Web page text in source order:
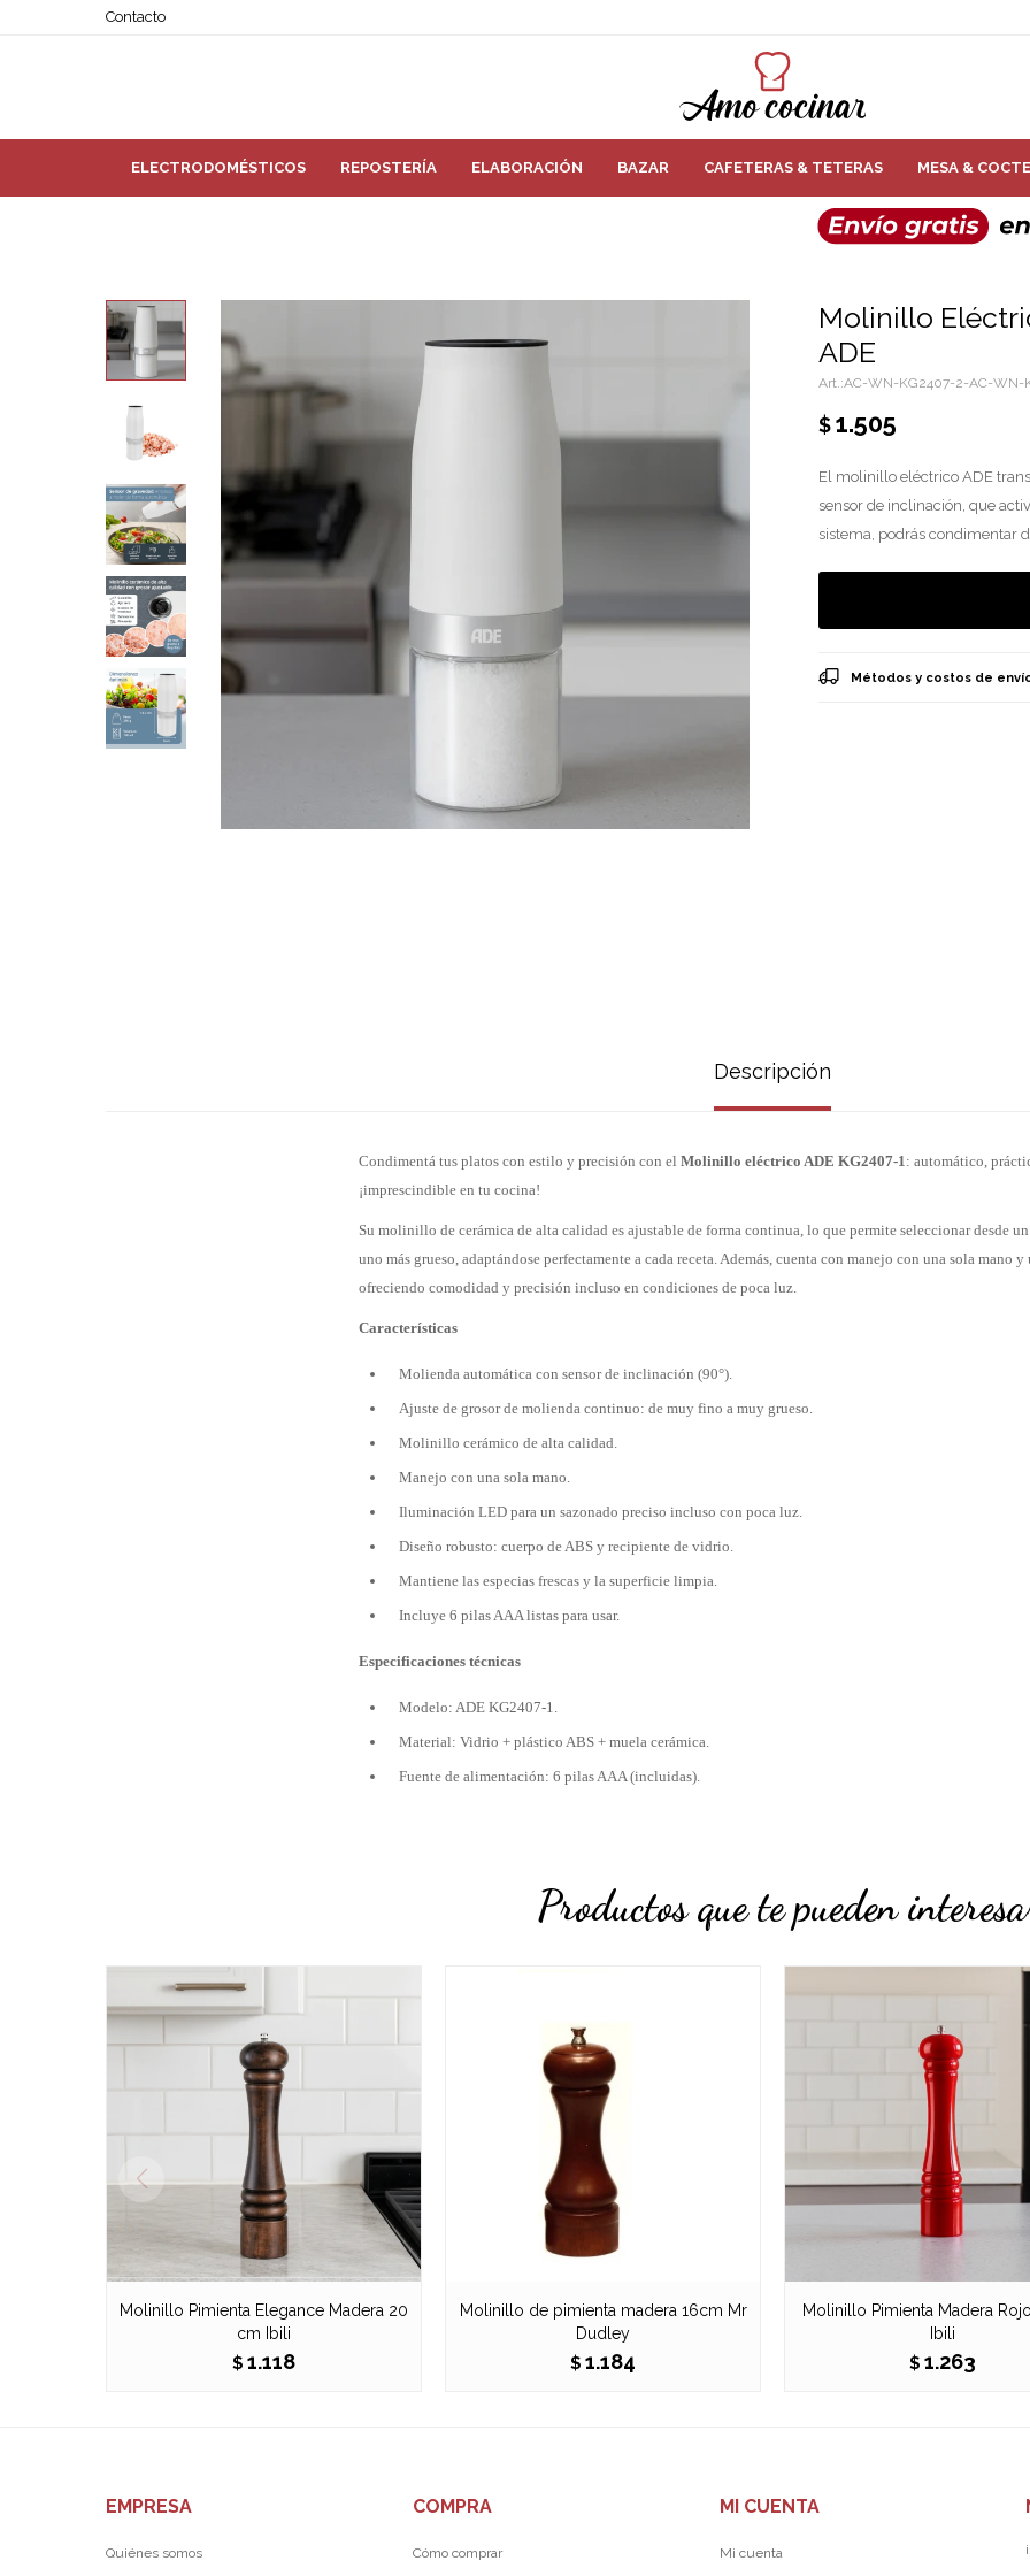
ELECTRODOMÉSTICOS REPOSTERÍA ELABORACIÓN BAZAR CAFETERAS & TETERAS MESA &
Contacto
Molinillo
ADE
AC-WN-KG2407-2-AC-WN-
$1.505
El molinillo eléctrico ADE
sensor de inclinación, que
sistema, podrás condimentar
Métodos y costos de
Descripción
Condimentá tus platos con estilo y precisión con el Molinillo eléctrico ADE KG2407-1: automático,
¡imprescindible en tu cocina!
Su molinillo de cerámica de alta calidad es ajustable de forma continua, lo que permite seleccionar desde
uno más grueso, adaptándose perfectamente a cada receta. Además, cuenta con manejo con una sola mano
ofreciendo comodidad y precisión incluso en condiciones de poca luz.
Características
Molienda automática con sensor de inclinación (90°).
Ajuste de grosor de molienda continuo: de muy fino a muy grueso.
Molinillo cerámico de alta calidad.
Manejo con una sola mano.
Iluminación LED para un sazonado preciso incluso con poca luz.
Diseño robusto: cuerpo de ABS y recipiente de vidrio.
Mantiene las especias frescas y la superficie limpia.
Incluye 6 pilas AAA listas para usar.
Especificaciones técnicas
Modelo: ADE KG2407-1.
Material: Vidrio + plástico ABS + muela cerámica.
Fuente de alimentación: 6 pilas AAA (incluidas).
Productos que te pueden
Molinillo Pimienta Elegance Madera 20
cm Ibili
$ 1.118
Molinillo de pimienta madera 16cm Mr
Dudley
$ 1.184
Molinillo Pimienta Madera
Ibili
$ 1.263
EMPRESA
Quiénes somos
COMPRA
Cómo comprar
MI CUENTA
Mi cuenta